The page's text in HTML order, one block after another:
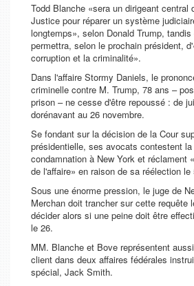
Todd Blanche sera un dirigeant central
Justice pour réparer un système
longtemps , selon Donald Trump,
permettra, selon le prochain président, d'
corruption et la criminalité .
Dans l'affaire Stormy Daniels, le
criminelle contre M. Trump, 78 ans –
prison – ne cesse d'être repoussé : de
dorénavant au 26 novembre.
Se fondant sur la décision de la Cour
présidentielle, ses avocats contestent
condamnation à New York et réclament
de l'affaire en raison de sa réélection le
Sous une énorme pression, le juge de
Merchan doit trancher sur cette requête
décider alors si une peine doit être
le 26.
MM. Blanche et Bove représentent
client dans deux affaires fédérales
spécial, Jack Smith.